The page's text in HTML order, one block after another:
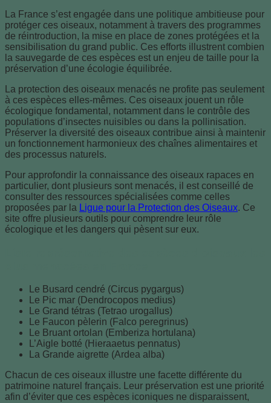
La France s’est engagée dans une politique ambitieuse pour
protéger ces oiseaux, notamment à travers des programmes
de réintroduction, la mise en place de zones protégées et la
sensibilisation du grand public. Ces efforts illustrent combien
la sauvegarde de ces espèces est un enjeu de taille pour la
préservation d’une écologie équilibrée.
La protection des oiseaux menacés ne profite pas seulement
à ces espèces elles-mêmes. Ces oiseaux jouent un rôle
écologique fondamental, notamment dans le contrôle des
populations d’insectes nuisibles ou dans la pollinisation.
Préserver la diversité des oiseaux contribue ainsi à maintenir
un fonctionnement harmonieux des chaînes alimentaires et
des processus naturels.
Pour approfondir la connaissance des oiseaux rapaces en
particulier, dont plusieurs sont menacés, il est conseillé de
consulter des ressources spécialisées comme celles
proposées par la Ligue pour la Protection des Oiseaux. Ce
site offre plusieurs outils pour comprendre leur rôle
écologique et les dangers qui pèsent sur eux.
Le Busard cendré (Circus pygargus)
Le Pic mar (Dendrocopos medius)
Le Grand tétras (Tetrao urogallus)
Le Faucon pèlerin (Falco peregrinus)
Le Bruant ortolan (Emberiza hortulana)
L’Aigle botté (Hieraaetus pennatus)
La Grande aigrette (Ardea alba)
Chacun de ces oiseaux illustre une facette différente du
patrimoine naturel français. Leur préservation est une priorité
afin d’éviter que ces espèces iconiques ne disparaissent,